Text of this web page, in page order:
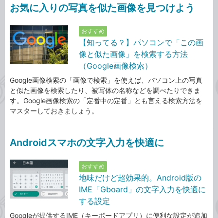
お気に入りの写真を似た画像を見つけよう
おすすめ
【知ってる？】パソコンで「この画
像と似た画像」を検索する方法
（Google画像検索）
Google画像検索の「画像で検索」を使えば、パソコン上の写真
と似た画像を検索したり、被写体の名称などを調べたりできま
す。Google画像検索の「定番中の定番」とも言える検索方法を
マスターしておきましょう。
Androidスマホの文字入力を快適に
おすすめ
地味だけど超効果的。Android版の
IME「Gboard」の文字入力を快適に
する設定
Googleが提供するIME（キーボードアプリ）に便利な設定が追加